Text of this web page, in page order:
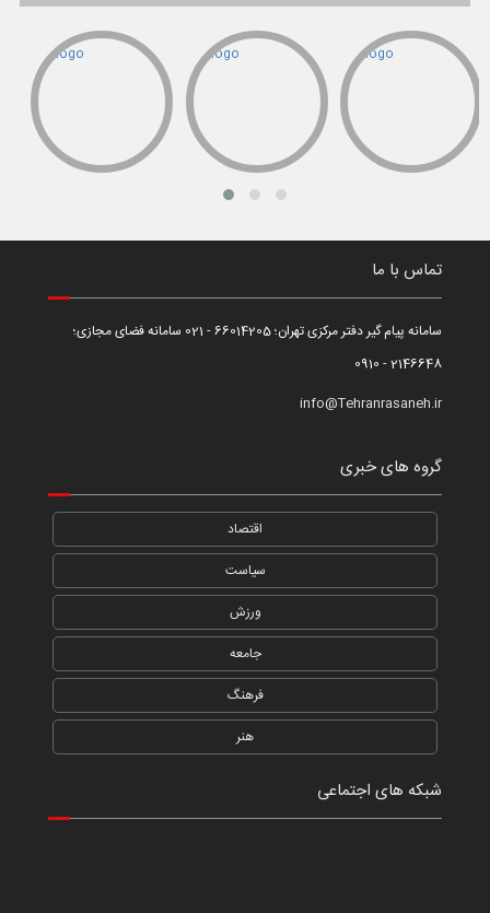
تماس با ما
سامانه پیام گیر دفتر مرکزی تهران؛ 66014205 - 021 سامانه فضای مجازی؛
2146648 - 0910
info@Tehranrasaneh.ir
گروه های خبری
اقتصاد
سیاست
ورزش
جامعه
فرهنگ
هنر
شبکه های اجتماعی